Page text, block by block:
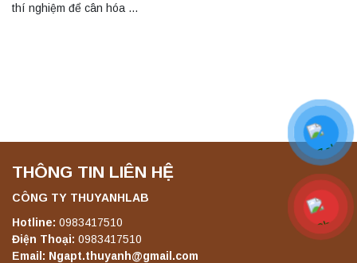
thí nghiệm để cân hóa …
THÔNG TIN LIÊN HỆ
CÔNG TY THUYANHLAB
Hotline: 0983417510
Điện Thoại: 0983417510
Email: Ngapt.thuyanh@gmail.com